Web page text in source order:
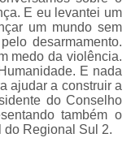
E eu levantei um
um mundo sem
desarmamento.
medo da violência.
E nada
ajudar a construir a
do Conselho
também o
Regional Sul 2.